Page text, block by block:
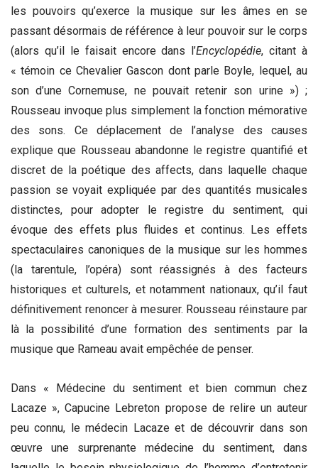
les pouvoirs qu’exerce la musique sur les âmes en se
passant désormais de référence à leur pouvoir sur le corps
(alors qu’il le faisait encore dans l’Encyclopédie, citant à
« témoin ce Chevalier Gascon dont parle Boyle, lequel, au
son d’une Cornemuse, ne pouvait retenir son urine ») ;
Rousseau invoque plus simplement la fonction mémorative
des sons. Ce déplacement de l’analyse des causes
explique que Rousseau abandonne le registre quantifié et
discret de la poétique des affects, dans laquelle chaque
passion se voyait expliquée par des quantités musicales
distinctes, pour adopter le registre du sentiment, qui
évoque des effets plus fluides et continus. Les effets
spectaculaires canoniques de la musique sur les hommes
(la tarentule, l’opéra) sont réassignés à des facteurs
historiques et culturels, et notamment nationaux, qu’il faut
définitivement renoncer à mesurer. Rousseau réinstaure par
là la possibilité d’une formation des sentiments par la
musique que Rameau avait empêchée de penser.
Dans « Médecine du sentiment et bien commun chez
Lacaze », Capucine Lebreton propose de relire un auteur
peu connu, le médecin Lacaze et de découvrir dans son
œuvre une surprenante médecine du sentiment, dans